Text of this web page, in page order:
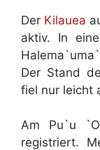
Der Kilauea
aktiv. In
Der Stand
fiel nur leicht
Am Pu`u
registriert.